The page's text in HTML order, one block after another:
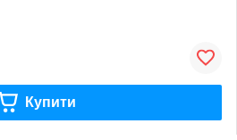
Купити